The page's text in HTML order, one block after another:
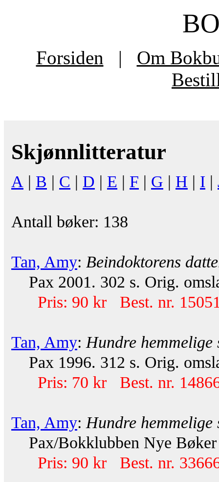
Forsiden |
Om
Skjønnlitteratur
A | B | C | D | E | F | G | H | I |
Antall bøker: 138
Tan, Amy: Beindoktorens
Pax 2001. 302 s. Orig.
Pris: 90 kr Best. nr.
Tan, Amy: Hundre hemmelige
Pax 1996. 312 s. Orig.
Pris: 70 kr Best. nr.
Tan, Amy: Hundre hemmelige
Pax/Bokklubben Nye Bøker
Pris: 90 kr Best. nr.